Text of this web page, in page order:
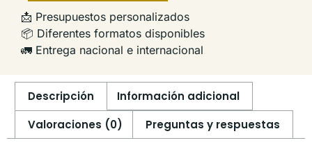
📩 Presupuestos personalizados
📦 Diferentes formatos disponibles
🚛 Entrega nacional e internacional
Descripción
Información adicional
Valoraciones (0)
Preguntas y respuestas